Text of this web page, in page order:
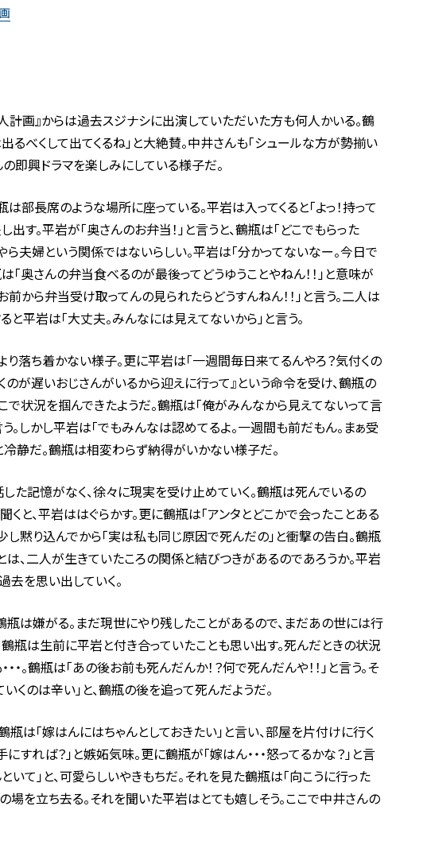
計画』からは過去スジナシに出演していただいた方も何人かいる。鶴
るべくして出てくるね」と大絶賛。中井さんも「シュールな方が勢揃い
の即興ドラマを楽しみにしている様子だ。
は部長席のような場所に座っている。平岩は入ってくると「よっ！持って
す。平岩が「奥さんのお弁当！」と言うと、鶴瓶は「どこでもらった
ら夫婦という関係ではないらしい。平岩は「分かってないなー。今日で
「奥さんの弁当食べるのが最後ってどうゆうことやねん！！」と意味が
前から弁当受け取ってんの見られたらどうすんねん！！」と言う。二人は
と平岩は「大丈夫。みんなには見えてないから」と言う。
落ち着かない様子。更に平岩は「一週間毎日来てるんやろ？気付くの
のが遅いおじさんがいるから迎えに行って』という命令を受け、鶴瓶の
で状況を掴んできたようだ。鶴瓶は「俺がみんなから見えてないって言
う。しかし平岩は「でもみんなは認めてるよ。一週間も前だもん。まぁ受
静だ。鶴瓶は相変わらず納得がいかない様子だ。
た記憶がなく、徐々に現実を受け止めていく。鶴瓶は死んでいるの
くと、平岩ははぐらかす。更に鶴瓶は「アンタとどこかで会ったことある
し黙り込んでから「実は私も同じ原因で死んだの」と衝撃の告白。鶴瓶
、二人が生きていたころの関係と結びつきがあるのであろうか。平岩
去を思い出していく。
瓶は嫌がる。まだ現世にやり残したことがあるので、まだあの世には行
鶴瓶は生前に平岩と付き合っていたことも思い出す。死んだときの状況
・。鶴瓶は「あの後お前も死んだんか！？何で死んだんや！！」と言う。そ
くのは辛い」と、鶴瓶の後を追って死んだようだ。
は「嫁はんにはちゃんとしておきたい」と言い、部屋を片付けに行く
すれば？」と嫉妬気味。更に鶴瓶が「嫁はん・・・怒ってるかな？」と言
いて」と、可愛らしいやきもちだ。それを見た鶴瓶は「向こうに行った
の場を立ち去る。それを聞いた平岩はとても嬉しそう。ここで中井さんの